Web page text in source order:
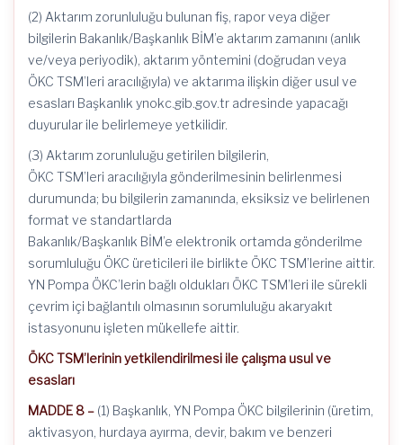
(2) Aktarım zorunluluğu bulunan fiş, rapor veya diğer
bilgilerin Bakanlık/Başkanlık BİM’e aktarım zamanını (anlık
ve/veya periyodik), aktarım yöntemini (doğrudan veya
ÖKC TSM’leri aracılığıyla) ve aktarıma ilişkin diğer usul ve
esasları Başkanlık ynokc.gib.gov.tr adresinde yapacağı
duyurular ile belirlemeye yetkilidir.
(3) Aktarım zorunluluğu getirilen bilgilerin,
ÖKC TSM’leri aracılığıyla gönderilmesinin belirlenmesi
durumunda; bu bilgilerin zamanında, eksiksiz ve belirlenen
format ve standartlarda
Bakanlık/Başkanlık BİM’e elektronik ortamda gönderilme
sorumluluğu ÖKC üreticileri ile birlikte ÖKC TSM’lerine aittir.
YN Pompa ÖKC’lerin bağlı oldukları ÖKC TSM’leri ile sürekli
çevrim içi bağlantılı olmasının sorumluluğu akaryakıt
istasyonunu işleten mükellefe aittir.
ÖKC TSM’lerinin yetkilendirilmesi ile çalışma usul ve
esasları
MADDE 8 – (1) Başkanlık, YN Pompa ÖKC bilgilerinin (üretim,
aktivasyon, hurdaya ayırma, devir, bakım ve benzeri